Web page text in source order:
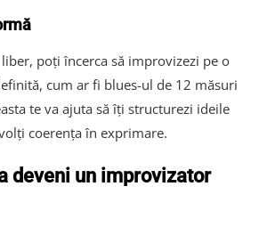
poți încerca să improvizezi pe o
cum ar fi blues-ul de 12 măsuri
te va ajuta să îți structurezi ideile
coerența în exprimare.
deveni un improvizator